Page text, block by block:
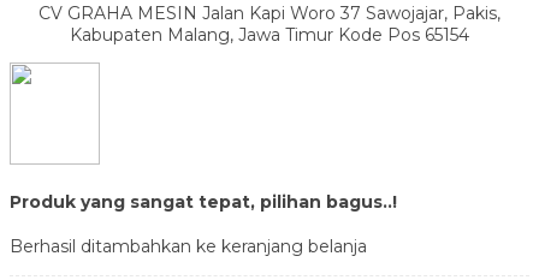
CV GRAHA MESIN Jalan Kapi Woro 37 Sawojajar, Pakis,
Kabupaten Malang, Jawa Timur Kode Pos 65154
Produk yang sangat tepat, pilihan bagus..!
Berhasil ditambahkan ke keranjang belanja